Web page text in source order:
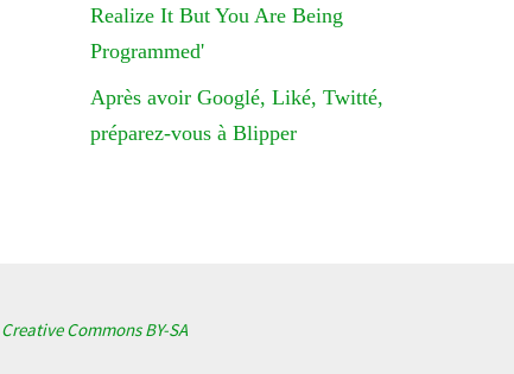
Realize It But You Are Being
Programmed'
Après avoir Googlé, Liké, Twitté,
préparez-vous à Blipper
Creative Commons BY-SA